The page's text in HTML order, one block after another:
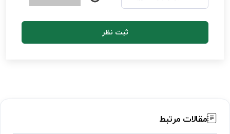
ثبت نظر
مقالات مرتبط